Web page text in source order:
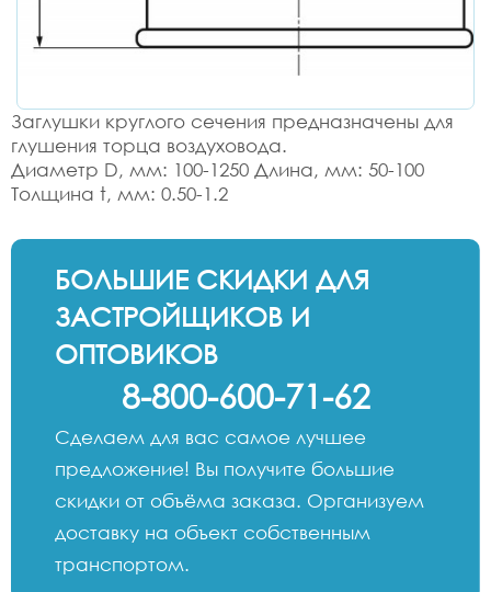
Заглушки круглого сечения предназначены для
глушения торца воздуховода.
Диаметр D, мм: 100-1250 Длина, мм: 50-100
Толщина t, мм: 0.50-1.2
БОЛЬШИЕ СКИДКИ ДЛЯ
ЗАСТРОЙЩИКОВ И
ОПТОВИКОВ
8-800-600-71-62
Сделаем для вас самое лучшее
предложение! Вы получите большие
скидки от объёма заказа. Организуем
доставку на объект собственным
транспортом.